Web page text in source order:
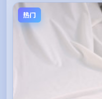
热门